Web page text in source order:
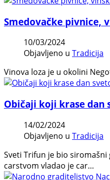
Smedovačke pivnice,
10/03/2024
Objavljeno u Tradicija
Vinova loza je u okolini
Običaji koji krase dan
14/02/2024
Objavljeno u Tradicija
Sveti Trifun je bio
carstvom vladao je car…